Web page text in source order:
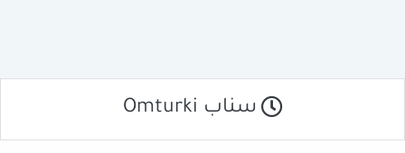
سناب Omturki